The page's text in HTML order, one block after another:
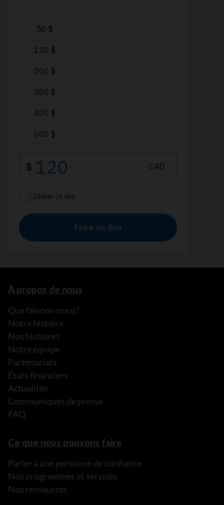
À propos de nous
Que faisons-nous?
Notre histoire
Nos histoires
Notre équipe
Partenariats
États financiers
Actualités
Communiqués de presse
FAQ
Ce que nous pouvons faire
Parler à une personne de confiance
Nos programmes et services
Nos ressources